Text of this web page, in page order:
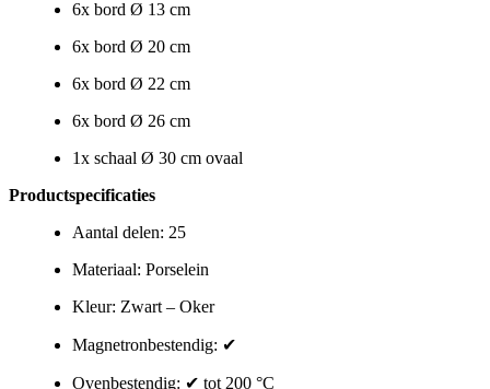
6x bord Ø 13 cm
6x bord Ø 20 cm
6x bord Ø 22 cm
6x bord Ø 26 cm
1x schaal Ø 30 cm ovaal
Productspecificaties
Aantal delen: 25
Materiaal: Porselein
Kleur: Zwart – Oker
Magnetronbestendig: ✔
Ovenbestendig: ✔ tot 200 °C